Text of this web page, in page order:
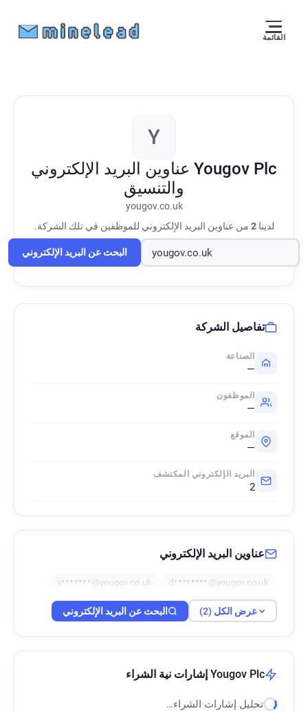
القائمة
Y
Yougov Plc عناوين البريد الإلكتروني
والتنسيق
yougov.co.uk
لدينا2 من عناوين البريد الإلكتروني للموظفين في تلك الشركة.
البحث عن البريد الإلكتروني
تفاصيل الشركة
الصناعة
—
الموظفون
—
الموقع
—
البريد الإلكتروني المكتشف
2
عناوين البريد الإلكتروني
d********@yougov.co.uk
v*******@yougov.co.uk
عرض الكل (2) البحث عن البريد الإلكتروني
Yougov Plc إشارات نية الشراء
تحليل إشارات الشراء…